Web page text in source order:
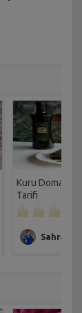
Kuru Domatesli
Tarifi
Sahrap